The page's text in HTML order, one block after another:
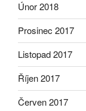
Únor 2018
Prosinec 2017
Listopad 2017
Říjen 2017
Červen 2017